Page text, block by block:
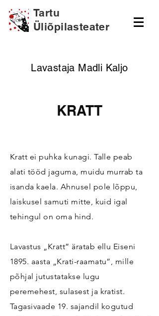
Tartu
Üliõpilasteater
Lavastaja Madli Kaljo
KRATT
Kratt ei puhka kunagi. Talle peab
alati tööd jaguma, muidu murrab ta
isanda kaela. Ahnusel pole lõppu,
laiskusel samuti mitte, kuid igal
tehingul on oma hind.
Lavastus „Kratt” äratab ellu Eiseni
1895. aasta „Krati-raamatu”, mille
põhjal jutustatakse lugu
peremehest, sulasest ja kratist.
Tagasivaade 19. sajandil kogutud